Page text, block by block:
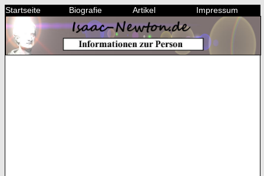
Startseite Biografie Artikel Impressum